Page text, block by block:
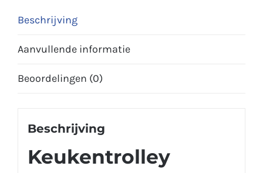
Beschrijving
Aanvullende informatie
Beoordelingen (0)
Beschrijving
Keukentrolley